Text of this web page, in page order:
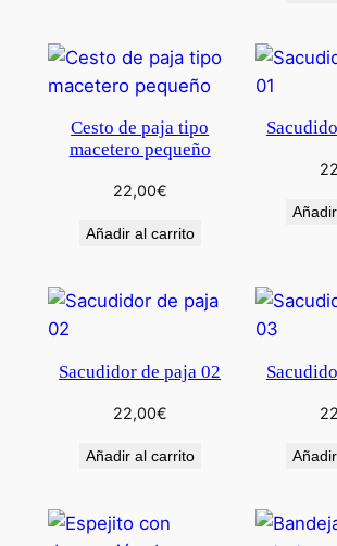
Cesto de paja tipo
macetero pequeño
22,00€
Añadir al carrito
Sacudidor de paja 02
22,00€
Añadir al carrito